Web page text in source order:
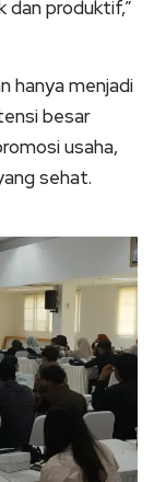
dan produktif,”
hanya menjadi
besar
usaha,
sehat.